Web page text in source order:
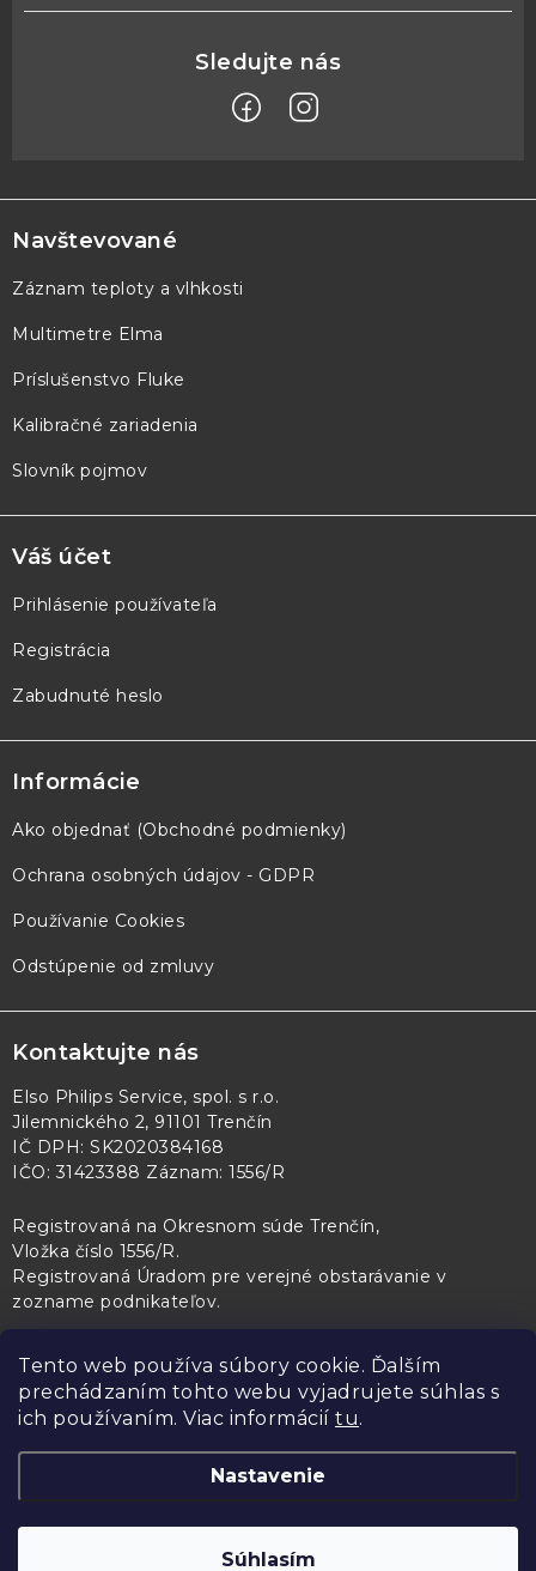
Tento web používa súbory cookie. Ďalším
prechádzaním tohto webu vyjadrujete súhlas s
ich používaním. Viac informácií tu.
Nastavenie
Súhlasím
á
p
ä
e
Navštevované
Záznam teploty a vlhkosti
Multimetre Elma
Príslušenstvo Fluke
Kalibračné zariadenia
Slovník pojmov
Váš účet
Prihlásenie používateľa
Registrácia
Zabudnuté heslo
Informácie
Ako objednať (Obchodné podmienky)
Ochrana osobných údajov - GDPR
Používanie Cookies
Odstúpenie od zmluvy
Kontaktujte nás
Elso Philips Service, spol. s r.o.
Jilemnického 2, 91101 Trenčín
IČ DPH: SK2020384168
IČO: 31423388 Záznam: 1556/R
Registrovaná na Okresnom súde Trenčín,
Vložka číslo 1556/R.
Registrovaná Úradom pre verejné obstarávanie v
zozname podnikateľov.
PL Servis Kontroltech Technický skúšobný ústav Piešťany
Copyright 2026
Upraviť
nastavenie cookies